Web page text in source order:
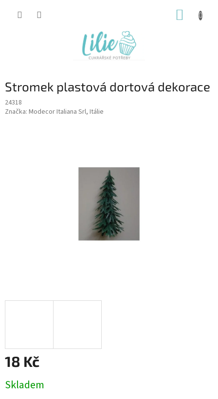
Stromek plastová dortová dekorace
24318
Značka: Modecor Italiana Srl, Itálie
18 Kč
cena:
Skladem